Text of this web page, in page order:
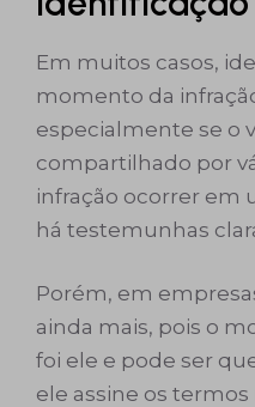
Em muitos casos,
momento da
especialmente se o
compartilhado por
infração ocorrer em
há testemunhas
Porém, em
ainda mais, pois o
foi ele e pode ser
ele assine os